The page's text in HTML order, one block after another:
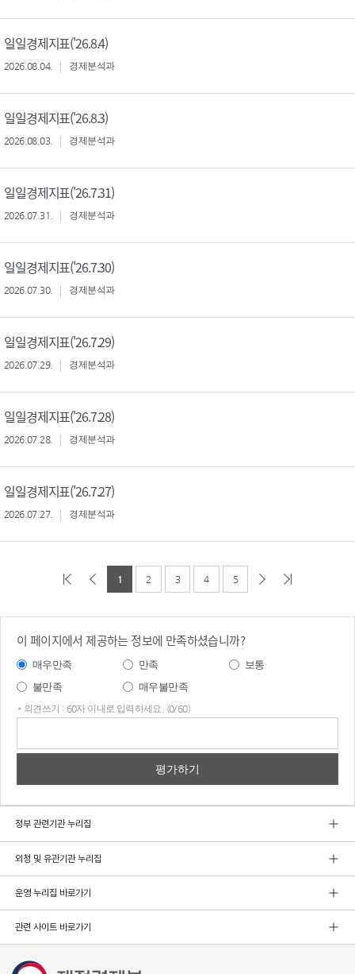
일일경제지표('26.8.4)
2026.08.04. 경제분석과
일일경제지표('26.8.3)
2026.08.03. 경제분석과
일일경제지표('26.7.31)
2026.07.31. 경제분석과
일일경제지표('26.7.30)
2026.07.30. 경제분석과
일일경제지표('26.7.29)
2026.07.29. 경제분석과
일일경제지표('26.7.28)
2026.07.28. 경제분석과
일일경제지표('26.7.27)
2026.07.27. 경제분석과
1 2 3 4 5
이 페이지에서 제공하는 정보에 만족하셨습니까?
매우만족 만족
보통
불만족
매우불만족
* 의견쓰기 : 60자 이내로 입력하세요. (0/60)
정부 관련기관 누리집
외청 및 유관기관 누리집
운영 누리집 바로가기
관련 사이트 바로가기